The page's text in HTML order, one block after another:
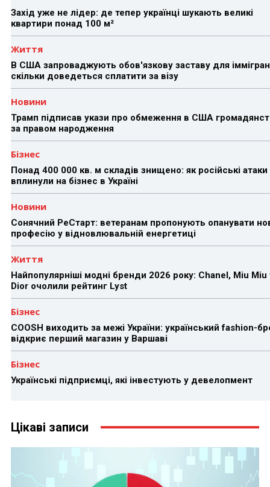
Захід уже не лідер: де тепер українці шукають великі
квартири понад 100 м²
Життя
В США запроваджують обов'язкову заставу для
скільки доведеться сплатити за візу
Новини
Трамп підписав укази про обмеження в США
за правом народження
Бізнес
Понад 400 000 кв. м складів знищено: як російські атаки
вплинули на бізнес в Україні
Новини
Сонячний РеСтарт: ветеранам пропонують опанувати
професію у відновлювальній енергетиці
Життя
Найпопулярніші модні бренди 2026 року: Chanel, Miu Miu
Dior очолили рейтинг Lyst
Бізнес
COOSH виходить за межі України: український fashion-
відкриє перший магазин у Варшаві
Бізнес
Українські підприємці, які інвестують у девелопмент
Цікаві записи